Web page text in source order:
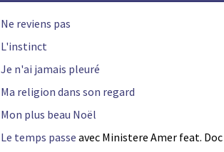
Ne reviens pas
L'instinct
Je n'ai jamais pleuré
Ma religion dans son regard
Mon plus beau Noël
Le temps passe avec Ministere Amer feat. Doc